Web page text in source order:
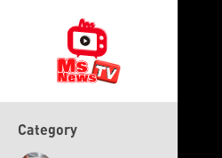
Category